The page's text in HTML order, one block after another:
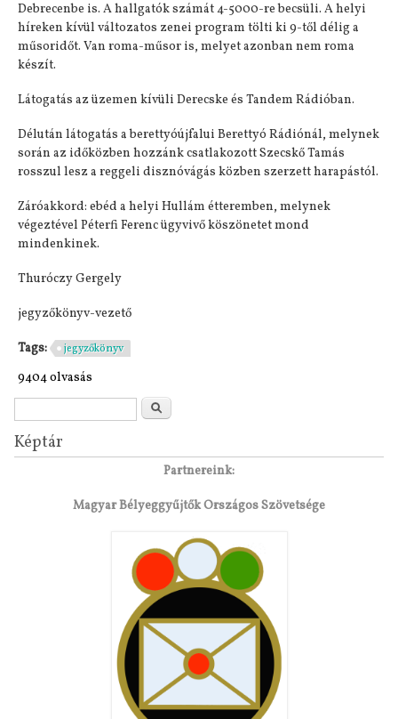
Debrecenbe is. A hallgatók számát 4-5000-re becsüli. A helyi
híreken kívül változatos zenei program tölti ki 9-től délig a
műsoridőt. Van roma-műsor is, melyet azonban nem roma
készít.
Látogatás az üzemen kívüli Derecske és Tandem Rádióban.
Délután látogatás a berettyóújfalui Berettyó Rádiónál, melynek
során az időközben hozzánk csatlakozott Szecskő Tamás
rosszul lesz a reggeli disznóvágás közben szerzett harapástól.
Záróakkord: ebéd a helyi Hullám étteremben, melynek
végeztével Péterfi Ferenc ügyvivő köszönetet mond
mindenkinek.
Thuróczy Gergely
jegyzőkönyv-vezető
Tags: jegyzőkönyv
9404 olvasás
Keresés
Képtár
Partnereink:
Magyar Bélyeggyűjtők Országos Szövetsége